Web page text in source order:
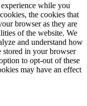
while you
the cookies that
browser as they are
of the website. We
and understand how
stored in your browser
to opt-out of these
may have an effect